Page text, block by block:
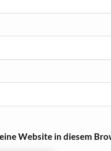
Website in diesem